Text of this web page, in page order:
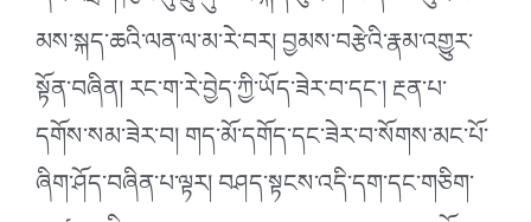
མས་སྐད་ཆའི་ལན་ལ་མ་རེ་བར། བྱམས་བརྩེའི་རྣམ་འགྱུར་
སྟོན་བཞིན། རང་ག་རེ་བྱེད་ཀྱི་ཡོད་ཟེར་བ་དང་། རྔན་པ་
དགོས་སམ་ཟེར་བ། གད་མོ་དགོད་དང་ཟེར་བ་སོགས་མང་པོ་
ཞིག་ཤོད་བཞིན་པ་ལྟར། བཤད་སྟངས་འདི་དག་དང་གཅིག་